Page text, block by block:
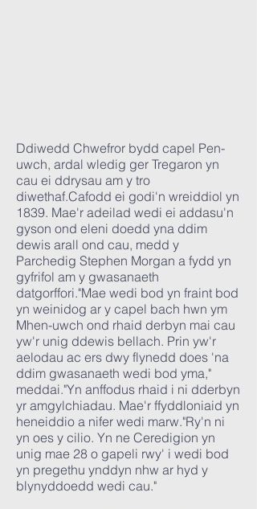
Ddiwedd Chwefror bydd capel Pen-
uwch, ardal wledig ger Tregaron yn
cau ei ddrysau am y tro
diwethaf.Cafodd ei godi'n wreiddiol yn
1839. Mae'r adeilad wedi ei addasu'n
gyson ond eleni doedd yna ddim
dewis arall ond cau, medd y
Parchedig Stephen Morgan a fydd yn
gyfrifol am y gwasanaeth
datgorffori."Mae wedi bod yn fraint bod
yn weinidog ar y capel bach hwn ym
Mhen-uwch ond rhaid derbyn mai cau
yw'r unig ddewis bellach. Prin yw'r
aelodau ac ers dwy flynedd does 'na
ddim gwasanaeth wedi bod yma,"
meddai."Yn anffodus rhaid i ni dderbyn
yr amgylchiadau. Mae'r ffyddloniaid yn
heneiddio a nifer wedi marw."Ry'n ni
yn oes y cilio. Yn ne Ceredigion yn
unig mae 28 o gapeli rwy' i wedi bod
yn pregethu ynddyn nhw ar hyd y
blynyddoedd wedi cau."